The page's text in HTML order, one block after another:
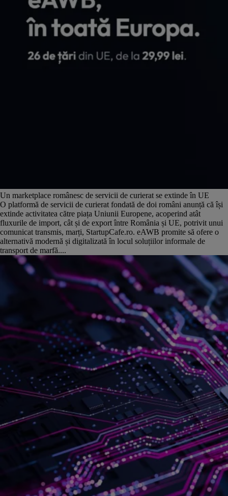
Un marketplace românesc de servicii de curierat se extinde în UE
O platformă de servicii de curierat fondată de doi români anunță că își
extinde activitatea către piața Uniunii Europene, acoperind atât
fluxurile de import, cât și de export între România și UE, potrivit unui
comunicat transmis, marți, StartupCafe.ro. eAWB promite să ofere o
alternativă modernă și digitalizată în locul soluțiilor informale de
transport de marfă....